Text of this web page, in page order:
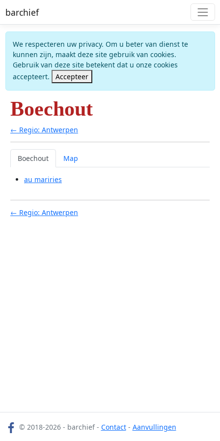
barchief
We respecteren uw privacy. Om u beter van dienst te
kunnen zijn, maakt deze site gebruik van cookies.
Gebruik van deze site betekent dat u onze cookies
accepteert.
Accepteer
Boechout
← Regio: Antwerpen
Boechout Map
au mariries
← Regio: Antwerpen
© 2018-2026 - barchief - Contact- Aanvullingen